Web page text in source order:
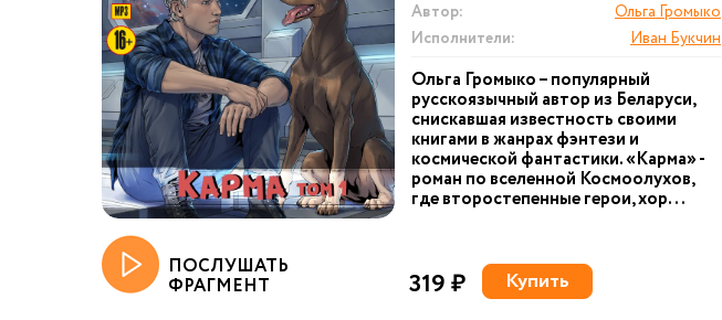
Автор:
Ольга Громыко
Исполнители:
Иван Букчин
Ольга Громыко – популярный
русскоязычный автор из Беларуси,
снискавшая известность своими
книгами в жанрах фэнтези и
космической фантастики. «Карма» -
роман по вселенной Космоолухов,
где второстепенные герои, хор...
ПОСЛУШАТЬ
ФРАГМЕНТ 319 ₽ Купить